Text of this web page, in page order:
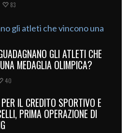
83
GLI ATLETI CHE
MEDAGLIA OLIMPICA?
40
IL CREDITO SPORTIVO E
PRIMA OPERAZIONE DI